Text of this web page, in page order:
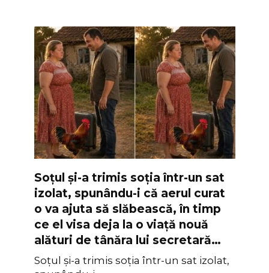
Soțul și-a trimis soția într-un sat
izolat, spunându-i că aerul curat
o va ajuta să slăbească, în timp
ce el visa deja la o viață nouă
alături de tânăra lui secretară…
Soțul și-a trimis soția într-un sat izolat,